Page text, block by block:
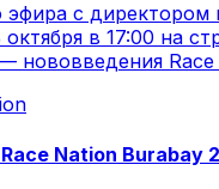
эфира с директором
в 17:00 на
нововведения
Nation Burabay